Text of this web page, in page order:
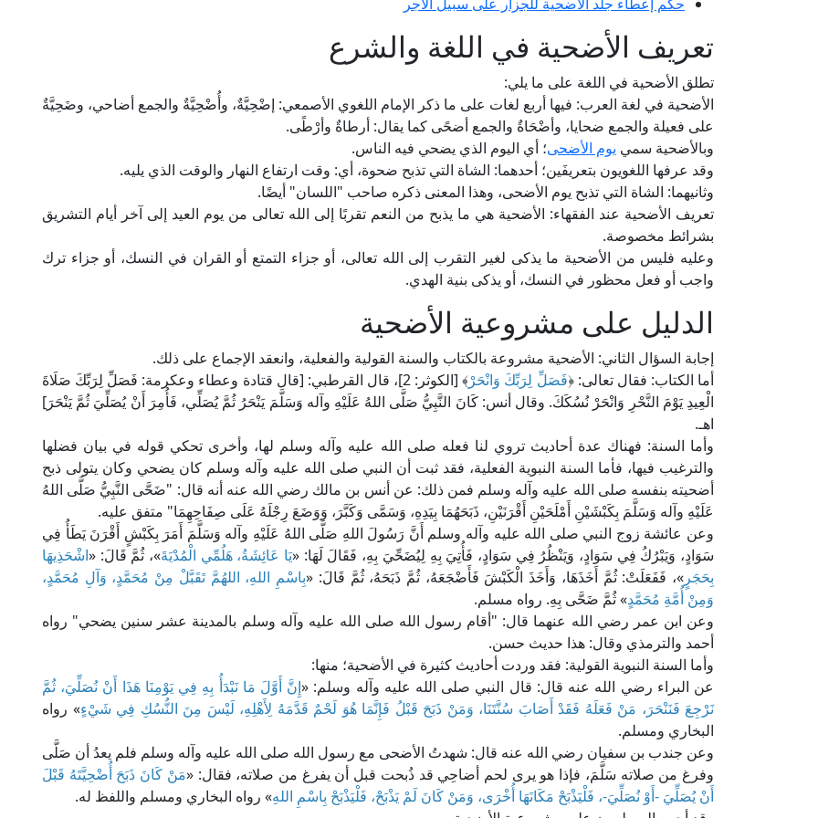
تعريف الأضحية في اللغة والشرع
تطلق الأضحية في اللغة على ما يلي:
الأضحية في لغة العرب: فيها أربع لغات على ما ذكر الإمام اللغوي الأصمعي: إضْحِيَّةٌ، وأُضْحِيَّةٌ والجمع أضاحي، وضَحِيَّةٌ
على فعيلة والجمع ضحايا، وأضْحَاةٌ والجمع أضحًى كما يقال: أرطاةٌ وأرْطًى.
وبالأضحية سمي يوم الأضحى؛ أي اليوم الذي يضحي فيه الناس.
وقد عرفها اللغويون بتعريفَين؛ أحدهما: الشاة التي تذبح ضحوة، أي: وقت ارتفاع النهار والوقت الذي يليه.
وثانيهما: الشاة التي تذبح يوم الأضحى، وهذا المعنى ذكره صاحب "اللسان" أيضًا.
تعريف الأضحية عند الفقهاء: الأضحية هي ما يذبح من النعم تقربًا إلى الله تعالى من يوم العيد إلى آخر أيام التشريق
بشرائط مخصوصة.
وعليه فليس من الأضحية ما يذكى لغير التقرب إلى الله تعالى، أو جزاء التمتع أو القران في النسك، أو جزاء ترك
واجب أو فعل محظور في النسك، أو يذكى بنية الهدي.
الدليل على مشروعية الأضحية
إجابة السؤال الثاني: الأضحية مشروعة بالكتاب والسنة القولية والفعلية، وانعقد الإجماع على ذلك.
أما الكتاب: فقال تعالى: ﴿فَصَلِّ لِرَبِّكَ وَانْحَرْ
﴾ [الكوثر: 2]، قال القرطبي: [قال قتادة وعطاء وعكرمة: فَصَلِّ لِرَبِّكَ صَلَاةَ
الْعِيدِ يَوْمَ النَّحْرِ وَانْحَرْ نُسُكَكَ. وقال أنس: كَانَ النَّبِيُّ صَلَّى اللهُ عَلَيْهِ وآله وَسَلَّمَ يَنْحَرُ ثُمَّ يُصَلِّي، فَأُمِرَ أَنْ يُصَلِّيَ ثُمَّ يَنْحَرَ]
اهـ.
وأما السنة: فهناك عدة أحاديث تروي لنا فعله صلى الله عليه وآله وسلم لها، وأخرى تحكي قوله في بيان فضلها
والترغيب فيها، فأما السنة النبوية الفعلية، فقد ثبت أن النبي صلى الله عليه وآله وسلم كان يضحي وكان يتولى ذبح
أضحيته بنفسه صلى الله عليه وآله وسلم فمن ذلك: عن أنس بن مالك رضي الله عنه أنه قال: "ضَحَّى النَّبِيُّ صَلَّى اللهُ
عَلَيْهِ وآله وَسَلَّمَ بِكَبْشَيْنِ أَمْلَحَيْنِ أَقْرَنَيْنِ، ذَبَحَهُمَا بِيَدِهِ، وَسَمَّى وَكَبَّرَ، وَوَضَعَ رِجْلَهُ عَلَى صِفَاحِهِمَا" متفق عليه.
وعن عائشة زوج النبي صلى الله عليه وآله وسلم أَنَّ رَسُولَ اللهِ صَلَّى اللهُ عَلَيْهِ وآله وَسَلَّمَ أَمَرَ بِكَبْشٍ أَقْرَنَ يَطَأُ فِي
سَوَادٍ، وَيَبْرُكُ فِي سَوَادٍ، وَيَنْظُرُ فِي سَوَادٍ، فَأُتِيَ بِهِ لِيُضَحِّيَ بِهِ، فَقَالَ لَهَا: «يَا عَائِشَةُ، هَلُمِّي الْمُدْيَةَ»، ثُمَّ قَالَ: «اشْحَذِيهَا
بِحَجَرٍ »، فَفَعَلَتْ: ثُمَّ أَخَذَهَا، وَأَخَذَ الْكَبْشَ فَأَضْجَعَهُ، ثُمَّ ذَبَحَهُ، ثُمَّ قَالَ: «بِاسْمِ اللهِ، اللهُمَّ تَقَبَّلْ مِنْ مُحَمَّدٍ، وَآلِ مُحَمَّدٍ،
وَمِنْ أُمَّةِ مُحَمَّدٍ» ثُمَّ ضَحَّى بِهِ. رواه مسلم.
وعن ابن عمر رضي الله عنهما قال: "أقام رسول الله صلى الله عليه وآله وسلم بالمدينة عشر سنين يضحي" رواه
أحمد والترمذي وقال: هذا حديث حسن.
وأما السنة النبوية القولية: فقد وردت أحاديث كثيرة في الأضحية؛ منها:
عن البراء رضي الله عنه قال: قال النبي صلى الله عليه وآله وسلم: «إِنَّ أَوَّلَ مَا نَبْدَأُ بِهِ فِي يَوْمِنَا هَذَا أَنْ نُصَلِّيَ، ثُمَّ
نَرْجِعَ فَنَنْحَرَ، مَنْ فَعَلَهُ فَقَدْ أَصَابَ سُنَّتَنَا، وَمَنْ ذَبَحَ قَبْلُ فَإِنَّمَا هُوَ لَحْمٌ قَدَّمَهُ لِأَهْلِهِ، لَيْسَ مِنَ النُّسُكِ فِي شَيْءٍ» رواه
البخاري ومسلم.
وعن جندب بن سفيان رضي الله عنه قال: شهدتُ الأضحى مع رسول الله صلى الله عليه وآله وسلم فلم يعدُ أن صَلَّى
وفرغ من صلاته سَلَّمَ، فإذا هو يرى لحم أضاحِي قد ذُبحت قبل أن يفرغ من صلاته، فقال: «مَنْ كَانَ ذَبَحَ أُضْحِيَّتَهُ قَبْلَ
أَنْ يُصَلِّيَ -أَوْ نُصَلِّيَ-، فَلْيَذْبَحْ مَكَانَهَا أُخْرَى، وَمَنْ كَانَ لَمْ يَذْبَحْ، فَلْيَذْبَحْ بِاسْمِ اللهِ» رواه البخاري ومسلم واللفظ له.